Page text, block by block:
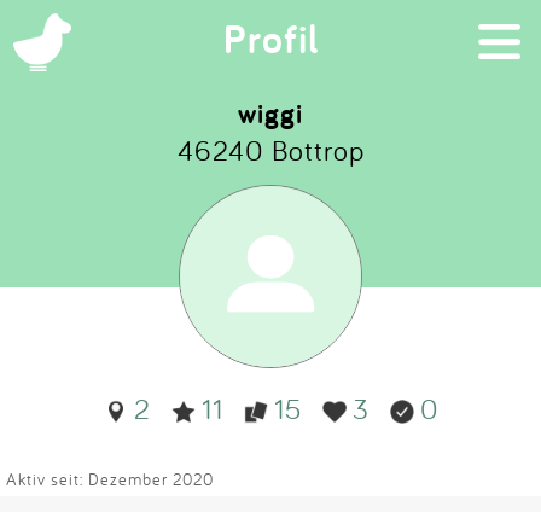
Profil ×
Suchen
Eintragen
App
Blog
Partner
wiggi
46240 Bottrop
2 11 15 3 0
Aktiv seit: Dezember 2020